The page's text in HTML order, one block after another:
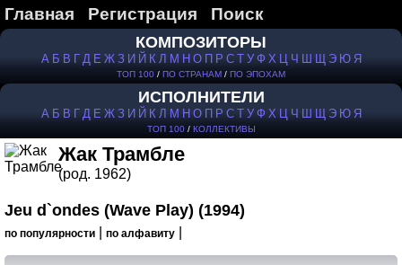
Главная Регистрация Поиск
КОМПОЗИТОРЫ
А Б В Г Д Е Ж З И Й К Л М Н О П Р С Т У Ф Х Ц Ч Ш Щ Э Ю Я
ТОП 100 / ПО СТРАНАМ / ПО ЭПОХАМ
ИСПОЛНИТЕЛИ
А Б В Г Д Е Ж З И Й К Л М Н О П Р С Т У Ф Х Ц Ч Ш Щ Э Ю Я
ТОП 100/ КОЛЛЕКТИВЫ
Жак Трамбле
(род. 1962)
Jeu d`ondes (Wave Play) (1994)
по популярности по алфавиту